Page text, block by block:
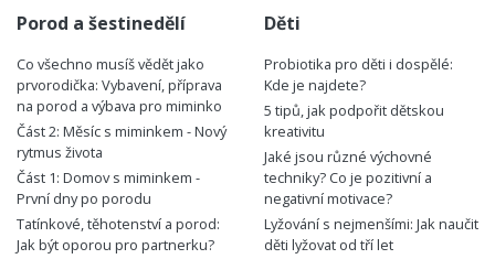
Porod a šestinedělí
Co všechno musíš vědět jako
prvorodička: Vybavení, příprava
na porod a výbava pro miminko
Část 2: Měsíc s miminkem - Nový
rytmus života
Část 1: Domov s miminkem -
První dny po porodu
Tatínkové, těhotenství a porod:
Jak být oporou pro partnerku?
Děti
Probiotika pro děti i dospělé:
Kde je najdete?
5 tipů, jak podpořit dětskou
kreativitu
Jaké jsou různé výchovné
techniky? Co je pozitivní a
negativní motivace?
Lyžování s nejmenšími: Jak naučit
děti lyžovat od tří let